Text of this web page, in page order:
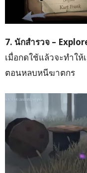
7. นักสำรวจ –
เมื่อกดใช้แล้วจะทำให้
ตอนหลบหนีฆาตกร